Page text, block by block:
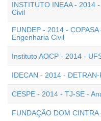
INSTITUTO INEAA - 2014
Civil
FUNDEP - 2014 -
Engenharia Civil
Instituto AOCP - 2014 -
IDECAN - 2014 -
CESPE - 2014 - TJ-SE -
FUNDAÇÃO DOM